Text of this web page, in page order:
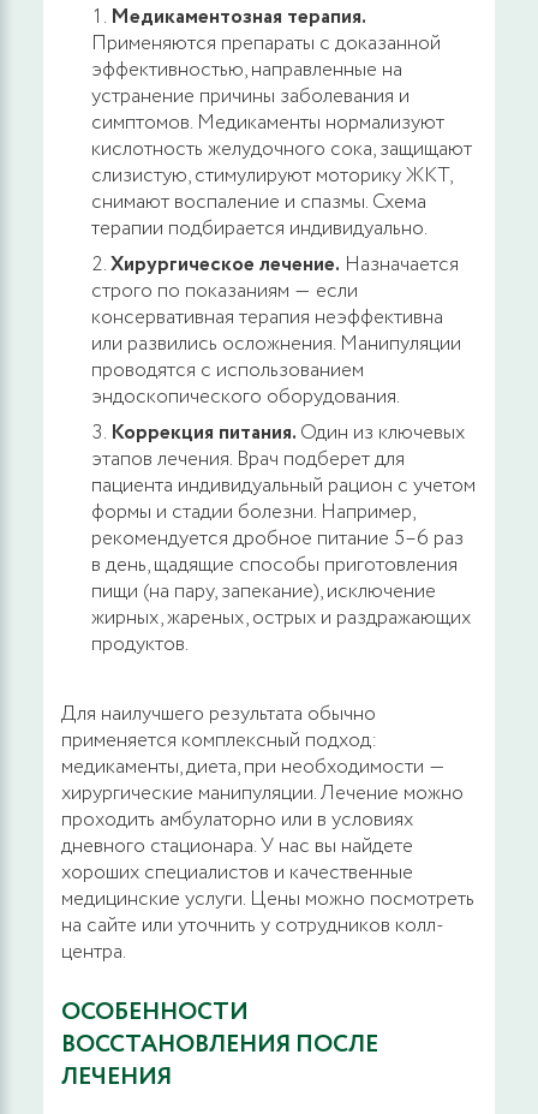
методом размерами до 1,5 см
8000 руб.
ЗАПИСАТЬСЯ
Удаление инородного тела прямой кишки
без разреза
9300 руб.
ЗАПИСАТЬСЯ
Иссечение эпителиального копчикового
хода с применением диодных лазерных
технологий под ультразвуковым контролем
аппаратом Mediola Compact
40200 руб.
ЗАПИСАТЬСЯ
Эндоскопическое электрохирургическое
удаление новообразования прямой кишки
14400 руб.
ЗАПИСАТЬСЯ
удаление новообразования заднего
прохода (ануса) и анального канала
9300 руб.
ЗАПИСАТЬСЯ
Иссечение новообразований перианальной
области и анального канала с применением
диодных лазерных технологий аппаратом
Mediola Compact
16200 руб.
ЗАПИСАТЬСЯ
Коагуляция кровоточащего сосуда
Медикаментозная терапия.
Применяются препараты с доказанной
эффективностью, направленные на
устранение причины заболевания и
симптомов. Медикаменты нормализуют
кислотность желудочного сока, защищают
слизистую, стимулируют моторику ЖКТ,
снимают воспаление и спазмы. Схема
терапии подбирается индивидуально.
Хирургическое лечение. Назначается
строго по показаниям ― если
консервативная терапия неэффективна
или развились осложнения. Манипуляции
проводятся с использованием
эндоскопического оборудования.
Коррекция питания. Один из ключевых
этапов лечения. Врач подберет для
пациента индивидуальный рацион с учетом
формы и стадии болезни. Например,
рекомендуется дробное питание 5–6 раз
в день, щадящие способы приготовления
пищи (на пару, запекание), исключение
жирных, жареных, острых и раздражающих
продуктов.
Для наилучшего результата обычно
применяется комплексный подход:
медикаменты, диета, при необходимости ―
хирургические манипуляции. Лечение можно
проходить амбулаторно или в условиях
дневного стационара. У нас вы найдете
хороших специалистов и качественные
медицинские услуги. Цены можно посмотреть
на сайте или уточнить у сотрудников колл-
центра.
ОСОБЕННОСТИ
ВОССТАНОВЛЕНИЯ ПОСЛЕ
ЛЕЧЕНИЯ